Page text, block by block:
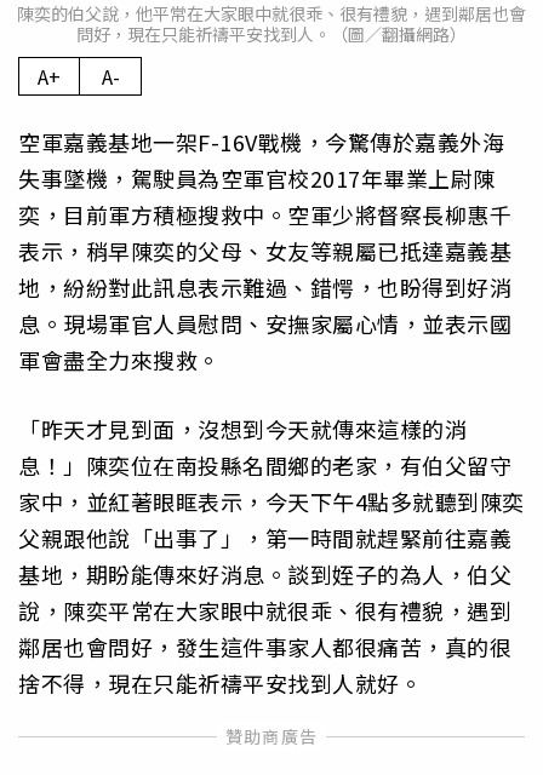
陳奕的伯父說，他平常在大家眼中就很乖、很有禮貌，遇到鄰居也會
問好，現在只能祈禱平安找到人。（圖／翻攝網路）
A+ A-
空軍嘉義基地一架F-16V戰機，今驚傳於嘉義外海
失事墜機，駕駛員為空軍官校2017年畢業上尉陳
奕，目前軍方積極搜救中。空軍少將督察長柳惠千
表示，稍早陳奕的父母、女友等親屬已抵達嘉義基
地，紛紛對此訊息表示難過、錯愕，也盼得到好消
息。現場軍官人員慰問、安撫家屬心情，並表示國
軍會盡全力來搜救。
「昨天才見到面，沒想到今天就傳來這樣的消
息！」陳奕位在南投縣名間鄉的老家，有伯父留守
家中，並紅著眼眶表示，今天下午4點多就聽到陳奕
父親跟他說「出事了」，第一時間就趕緊前往嘉義
基地，期盼能傳來好消息。談到姪子的為人，伯父
說，陳奕平常在大家眼中就很乖、很有禮貌，遇到
鄰居也會問好，發生這件事家人都很痛苦，真的很
捨不得，現在只能祈禱平安找到人就好。